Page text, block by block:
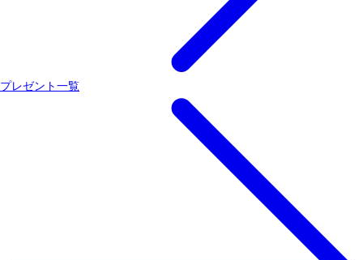
プレゼント一覧